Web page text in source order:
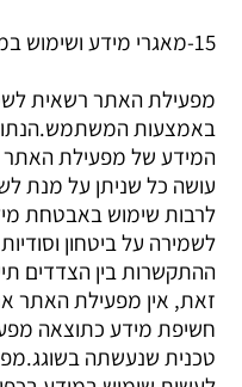
15-מאגרי מידע ושימוש במידע ע"י מפעילת האתר
מפעילת האתר רשאית
באמצעות
המידע של מפעילת
עושה כל שניתן על מנת
לרבות שימוש באבטחת
לשמירה על ביטחון
ההתקשרות בין הצדדים
זאת, אין מפעילת האתר
חשיפת מידע כתוצאה
טכנית שנעשתה